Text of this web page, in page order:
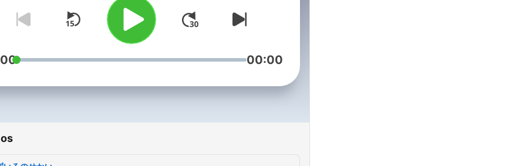
れてみてください。＊お話は前
半の約5分から10分、それ以降
は音楽のみの構成となっていま
す。 This is a bed-time story
breathing exercises, music and
you and your children to be in
00:00